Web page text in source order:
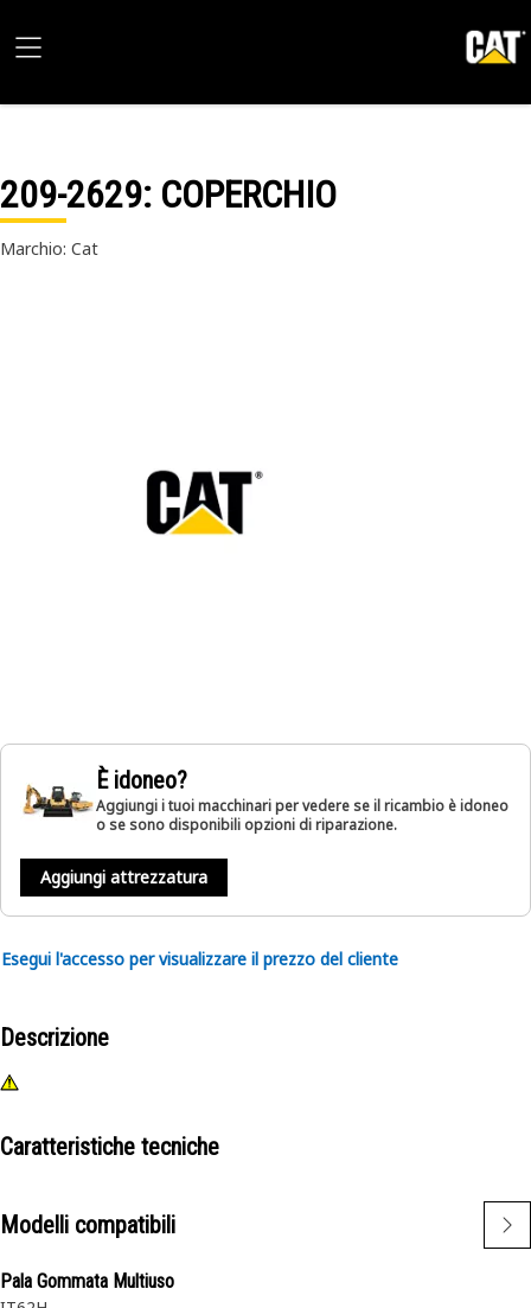
209-2629: COPERCHIO
Marchio: Cat
È idoneo?
Aggiungi i tuoi macchinari per vedere se il ricambio è idoneo
o se sono disponibili opzioni di riparazione.
Aggiungi attrezzatura
Esegui l'accesso per visualizzare il prezzo del cliente
Descrizione
Caratteristiche tecniche
Modelli compatibili
Pala Gommata Multiuso